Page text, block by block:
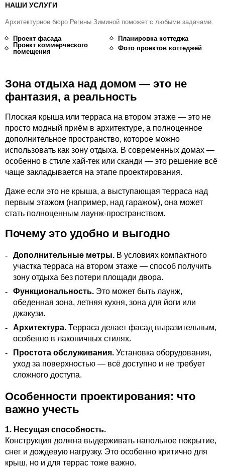
НАШИ УСЛУГИ
Архитектурное бюро Регины Зиминой поможет с любыми задачами.
Проект фасада
Планировка коттеджа
Проект коммерческого
помещения
Фото проектов коттеджей
Зона отдыха над домом — это не
фантазия, а реальность
Плоская крыша или терраса на втором этаже — это не
просто модный приём в архитектуре, а полноценное
дополнительное пространство, которое можно
использовать как зону отдыха. В современных домах —
особенно в стиле хай-тек или сканди — это решение всё
чаще закладывается на этапе проектирования.
Даже если это не крыша, а выступающая терраса над
первым этажом (например, над гаражом), она может
стать полноценным лаунж-пространством.
Почему это удобно и выгодно
Дополнительные метры. В условиях компактного
участка терраса на втором этаже — способ получить
зону отдыха без потери площади двора.
Функциональность. Это может быть лаунж,
обеденная зона, летняя кухня, зона для йоги или
джакузи.
Архитектура. Терраса делает фасад выразительным,
особенно в лаконичных стилях.
Простота обслуживания. Установка оборудования,
уход за поверхностью — всё доступно и не требует
сложного доступа.
Особенности проектирования: что
важно учесть
1. Несущая способность.
Конструкция должна выдерживать напольное покрытие,
снег и дождевую нагрузку. Это особенно критично для
крыш, но и для террас тоже важно.